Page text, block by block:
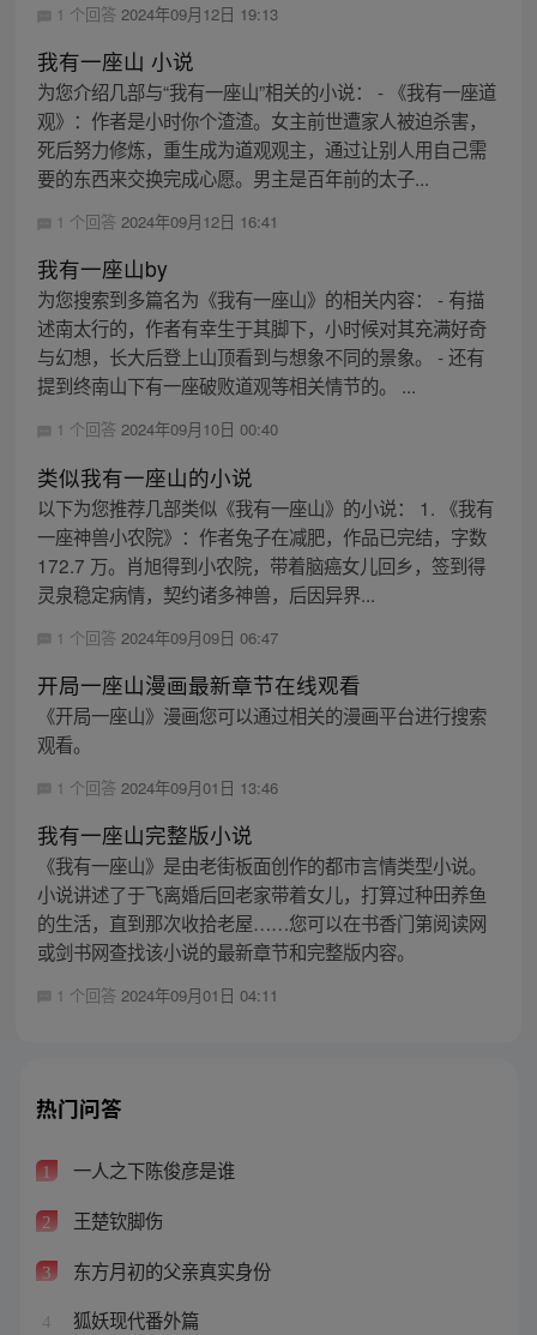
1 个回答 2024年09月12日 19:13
我有一座山 小说
为您介绍几部与“我有一座山”相关的小说： - 《我有一座道
观》：作者是小时你个渣渣。女主前世遭家人被迫杀害，
死后努力修炼，重生成为道观观主，通过让别人用自己需
要的东西来交换完成心愿。男主是百年前的太子...
1 个回答 2024年09月12日 16:41
我有一座山by
为您搜索到多篇名为《我有一座山》的相关内容： - 有描
述南太行的，作者有幸生于其脚下，小时候对其充满好奇
与幻想，长大后登上山顶看到与想象不同的景象。 - 还有
提到终南山下有一座破败道观等相关情节的。 ...
1 个回答 2024年09月10日 00:40
类似我有一座山的小说
以下为您推荐几部类似《我有一座山》的小说： 1. 《我有
一座神兽小农院》：作者兔子在减肥，作品已完结，字数
172.7 万。肖旭得到小农院，带着脑癌女儿回乡，签到得
灵泉稳定病情，契约诸多神兽，后因异界...
1 个回答 2024年09月09日 06:47
开局一座山漫画最新章节在线观看
《开局一座山》漫画您可以通过相关的漫画平台进行搜索
观看。
1 个回答 2024年09月01日 13:46
我有一座山完整版小说
《我有一座山》是由老街板面创作的都市言情类型小说。
小说讲述了于飞离婚后回老家带着女儿，打算过种田养鱼
的生活，直到那次收拾老屋……您可以在书香门第阅读网
或剑书网查找该小说的最新章节和完整版内容。
1 个回答 2024年09月01日 04:11
热门问答
1 一人之下陈俊彦是谁
2 王楚钦脚伤
3 东方月初的父亲真实身份
4 狐妖现代番外篇